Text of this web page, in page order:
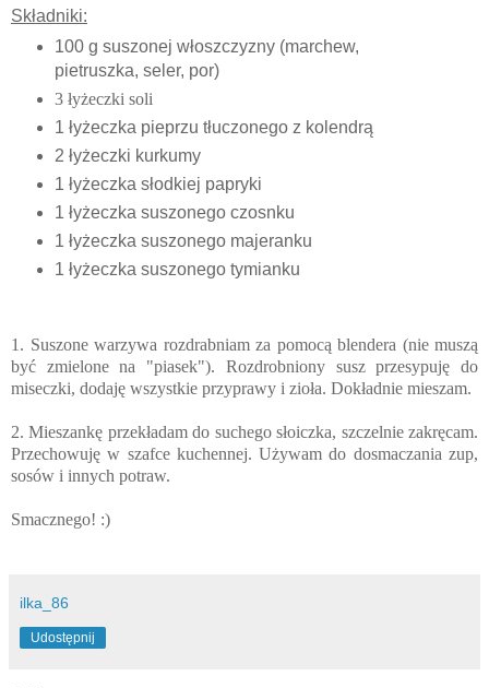
Składniki:
100 g suszonej włoszczyzny (marchew,
pietruszka, seler, por)
3 łyżeczki soli
1 łyżeczka pieprzu tłuczonego z kolendrą
2 łyżeczki kurkumy
1 łyżeczka słodkiej papryki
1 łyżeczka suszonego czosnku
1 łyżeczka suszonego majeranku
1 łyżeczka suszonego tymianku
1. Suszone warzywa rozdrabniam za pomocą blendera (nie muszą
być zmielone na "piasek"). Rozdrobniony susz przesypuję do
miseczki, dodaję wszystkie przyprawy i zioła. Dokładnie mieszam.
2. Mieszankę przekładam do suchego słoiczka, szczelnie zakręcam.
Przechowuję w szafce kuchennej. Używam do dosmaczania zup,
sosów i innych potraw.
Smacznego! :)
ilka_86
Udostępnij